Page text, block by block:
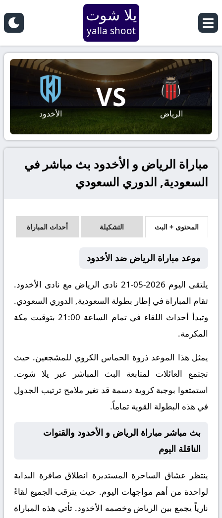
يلا شوت
yalla shoot
الرياض
VS
الأخدود
مباراة الرياض و الأخدود بث مباشر في
السعودية, الدوري السعودي
المحتوى + البث التشكيلة أحداث المباراة
موعد مباراة الرياض ضد الأخدود
يلتقى اليوم 2026-05-21 نادى الرياض مع نادى الأخدود.
تقام المباراة في إطار بطولة السعودية, الدوري السعودي.
وتبدأ أحداث اللقاء في تمام الساعة 21:00 بتوقيت مكة
المكرمة.
يمثل هذا الموعد ذروة الحماس الكروي للمشجعين. حيث
تجتمع العائلات لمتابعة البث المباشر عبر يلا شوت.
استمتعوا بوجبة كروية دسمة قد تغير ملامح ترتيب الجدول
في هذه البطولة القوية تماماً.
بث مباشر مباراة الرياض و الأخدود والقنوات
الناقلة اليوم
ينتظر عشاق الساحرة المستديرة انطلاق صافرة البداية
لواحدة من أهم مواجهات اليوم. حيث يترقب الجميع لقاءً
نارياً يجمع بين الرياض وخصمه الأخدود. تأتي هذه المباراة